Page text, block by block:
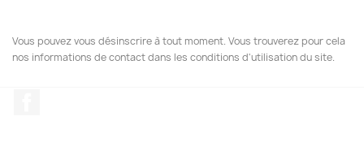
Vous pouvez vous désinscrire à tout moment. Vous trouverez pour cela
nos informations de contact dans les conditions d'utilisation du site.